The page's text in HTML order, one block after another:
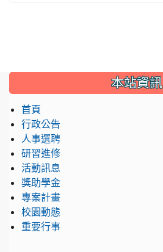
::: 本站資訊
首頁
行政公告
人事選聘
研習進修
活動訊息
獎助學金
專案計畫
校園動態
重要行事